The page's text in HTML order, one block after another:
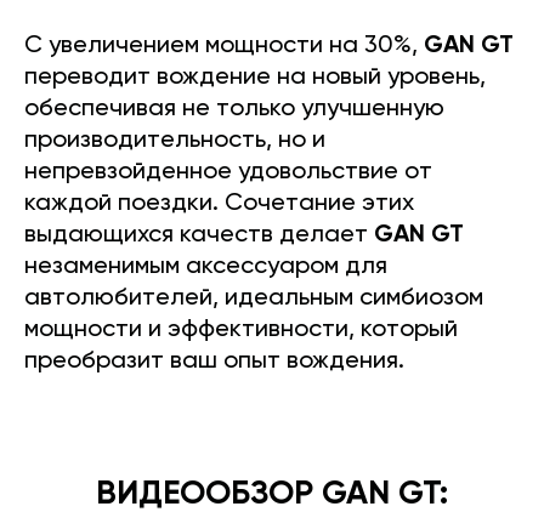
С увеличением мощности на 30%, GAN GT
переводит вождение на новый уровень,
обеспечивая не только улучшенную
производительность, но и
непревзойденное удовольствие от
каждой поездки. Сочетание этих
выдающихся качеств делает GAN GT
незаменимым аксессуаром для
автолюбителей, идеальным симбиозом
мощности и эффективности, который
преобразит ваш опыт вождения.
ВИДЕООБЗОР GAN GT: